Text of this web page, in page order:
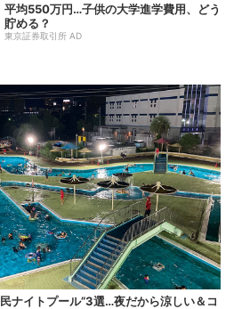
平均550万円…子供の大学進学費用、どう
貯める？
東京証券取引所 AD
ナイトプール”3選…夜だから涼しい＆コ